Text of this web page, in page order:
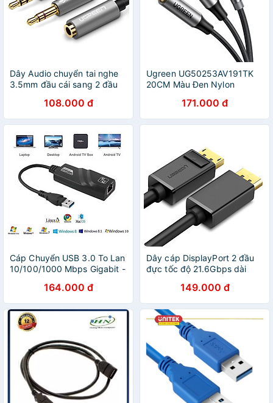
Dây Audio chuyển tai nghe
3.5mm đầu cái sang 2 đầu
vàng dài 20CM UGREEN
AV140 20899 - Hàng Chính
Hãng
108.000 đ
Ugreen UG50253AV191TK
20CM Màu Đen Nylon
đầu dương ra 2 đầu âm đầu
mạ vàng - HÀNG CHÍNH
HÃNG
171.000 đ
Cáp Chuyển USB 3.0 To Lan
10/100/1000 Mbps Gigabit -
- Hàng chính hãng
164.000 đ
Dây cáp DisplayPort 2 đầu
đực tốc độ 21.6Gbps dài
- Hàng Chính Hãng
149.000 đ